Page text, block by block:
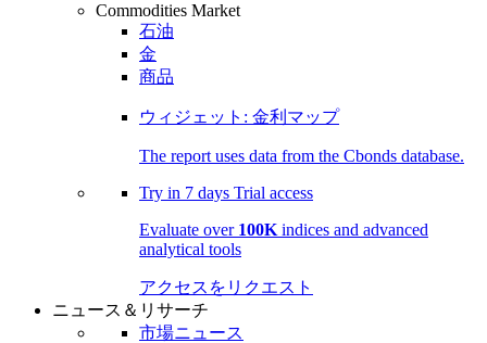
Commodities Market
石油
金
商品
ウィジェット: 金利マップ
The report uses data from the Cbonds database.
Try in 7 days Trial access
Evaluate over 100K indices and advanced
analytical tools
アクセスをリクエスト
ニュース＆リサーチ
市場ニュース